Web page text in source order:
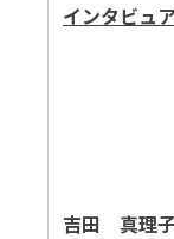
インタビュ
吉田 真理